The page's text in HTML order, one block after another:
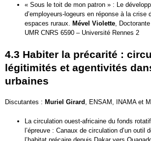
« Sous le toit de mon patron » : Le
d’employeurs-logeurs en réponse à la crise
espaces ruraux. Mével Violette ,
UMR CNRS 6590 – Université Rennes 2
4.3 Habiter la précarité :
légitimités et agentivités
urbaines
Discutantes : Muriel Girard , ENSAM, INAMA et
La circulation ouest-africaine du fonds
l’épreuve : Canaux de circulation d’un outil